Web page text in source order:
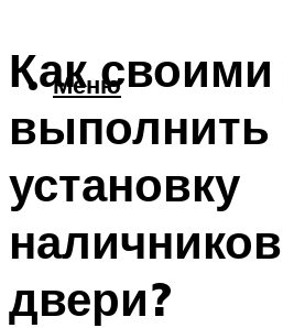
Меню
Как
выполнить
установку
двери?